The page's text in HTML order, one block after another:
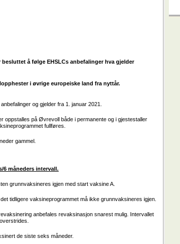
å følge EHSLCs anbefalinger hva gjelder
i øvrige europeiske land fra nyttår.
og gjelder fra 1. januar 2021.
på Øvrevoll både i permanente og i gjestestaller
fullføres.
gammel.
6 måneders intervall.
grunnvaksineres igjen med start vaksine A.​
tidligere vaksineprogrammet må ikke grunnvaksineres igjen.
anbefales revaksinasjon snarest mulig. Intervallet
de siste seks måneder.